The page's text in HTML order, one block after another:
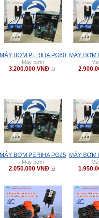
MÁY BƠM PERIHA PG60
Máy bơm
3.200.000 VNĐ
MÁY BƠM
MÁY BƠM PERIHA PG25
Máy bơm
2.050.000 VNĐ
MÁY BƠM